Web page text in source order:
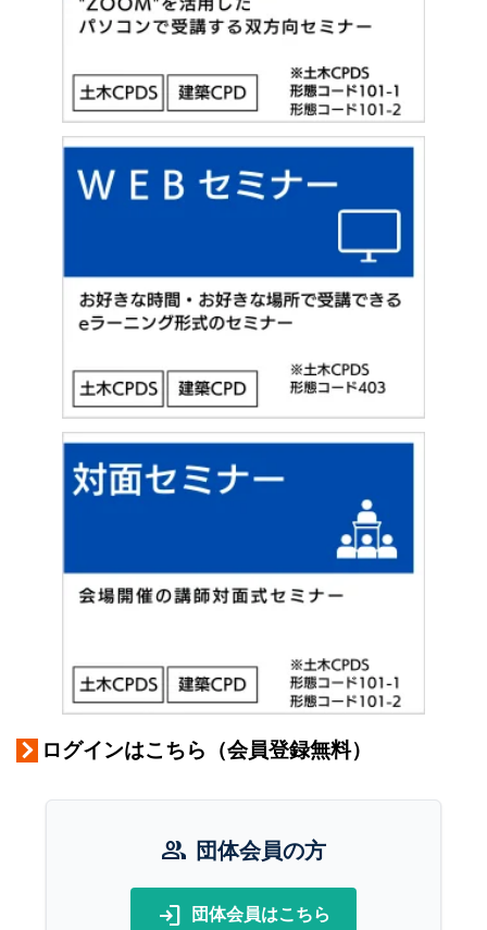
ログインはこちら（会員登録無料）
group 団体会員の方
login 団体会員はこちら